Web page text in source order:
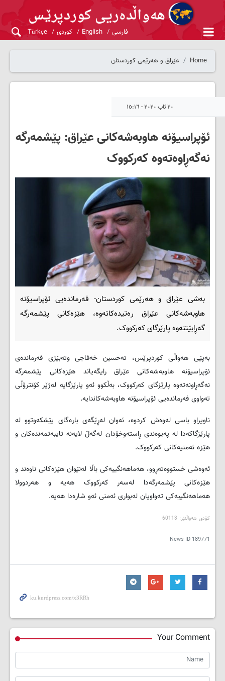
فارسی English کوردی Türkçe
Home عێراق و هەرێمی کوردستان
٢٠ ئاب ٢٠٢٠ - ١٥:١٦
ئۆپراسیۆنە هاوبەشەکانی عێراق: پێشمەرگە
نەگەڕاوەتەوە کەرکووک
بەشی عێراق و هەرێمی کوردستان- فەرماندەیى ئۆپراسیۆنە
هاوبەشەكانى عێراق رەتيدەكاتەوە، هێزەكانى پێشمەرگە
گەڕابێتنەوە پارێزگاى کەرکووک.
بەپێی هەواڵی کوردپرێس، تەحسين خەفاجى وتەبێژى فەرماندەى
ئۆپراسیۆنە هاوبەشەكانی عێراق رايگەياند هێزەكانى پێشمەرگە
نەگەڕاونەتەوە پارێزگاى کەرکووک، بەڵکوو ئەو پارێزگايە لەژێر كۆنترۆڵى
تەواوى فەرماندەیى ئۆپراسیۆنە هاوبەشەکاندایە.
ناویراو باسى لەوەش كردوە، ئەوان لەڕێگەى بارەگاى پێشكەوتوو لە
پارێزگاكەدا لە پەيوەندى ڕاستەوخۆدان لەگەڵ لايەنە تايبەتمەندەكان و
هێزە ئەمنيەكانى کەرکووک.
ئەوەشی خستووەتەڕوو، هەماهەنگییەکى باڵا لەنێوان هێزەکانی ناوەند و
هێزەكانى پێشمەرگەدا لەسەر کەرکووک هەيە و هەردوولا
هەماهەنگییەکی تەواویان لەبواری ئەمنی ئەو شارەدا هەیە.
کۆدی هەواڵنێر: 60113
News ID 189771
Your Comment